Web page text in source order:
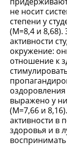
не носит
степени у
(М=8,4 и 8,68).
активности
окружение:
отношение к
выражено у
(М=7,66 и
активности в
здоровья и в